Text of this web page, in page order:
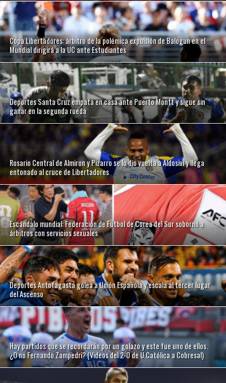
Copa Libertadores: árbitro de la polémica expulsión de Balogun en el
Mundial dirigirá a la UC ante Estudiantes
Deportes Santa Cruz empata en casa ante Puerto Montt y sigue sin
ganar en la segunda rueda
Rosario Central de Almiron y Pizarro se lo dio vuelta a Aldosivi y llega
entonado al cruce de Libertadores
Escándalo mundial: Federación de Fútbol de Corea del Sur sobornó a
árbitros con servicios sexuales
Deportes Antofagasta golea a Unión Española y escala al tercer lugar
del Ascenso
Hay partidos que se recordarán por un golazo y este fue uno de ellos.
¿O no Fernando Zampedri? (Videos del 2-0 de U.Católica a Cobresal)